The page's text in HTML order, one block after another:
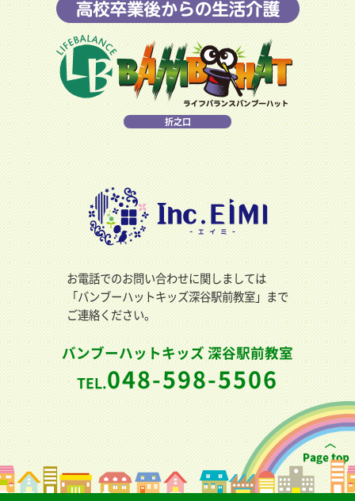
折之口
お電話でのお問い合わせに関しましては
「バンブーハットキッズ深谷駅前教室」まで
ご連絡ください。
バンブーハットキッズ 深谷駅前教室
TEL.048-598-5506